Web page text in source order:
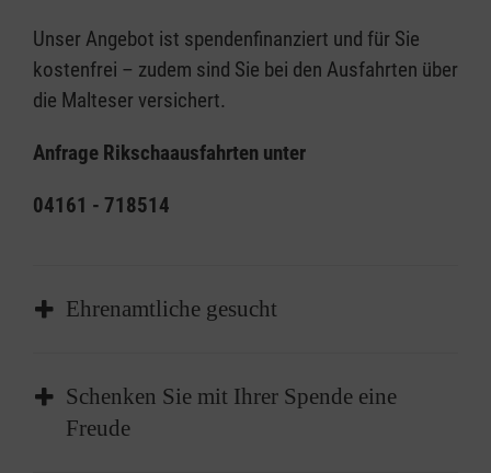
Unser Angebot ist spendenfinanziert und für Sie
kostenfrei – zudem sind Sie bei den Ausfahrten über
die Malteser versichert.
Anfrage Rikschaausfahrten unter
04161 - 718514
Ehrenamtliche gesucht
Du hast Lust ehrenamtlich mitzuwirken?
Für unser Team suchen wir...
Schenken Sie mit Ihrer Spende eine
Freude